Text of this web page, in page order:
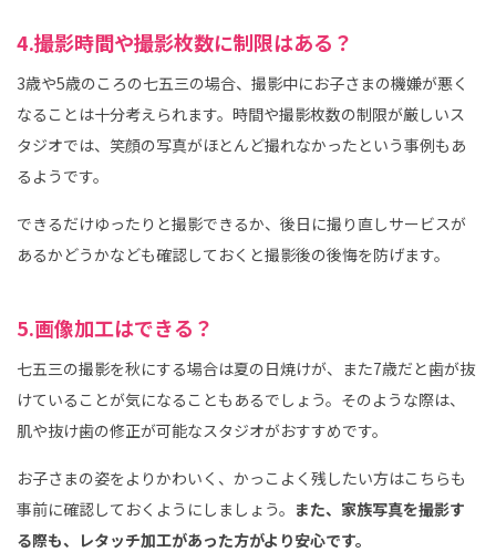
4.撮影時間や撮影枚数に制限はある？
3歳や5歳のころの七五三の場合、撮影中にお子さまの機嫌が悪く
なることは十分考えられます。時間や撮影枚数の制限が厳しいス
タジオでは、笑顔の写真がほとんど撮れなかったという事例もあ
るようです。
できるだけゆったりと撮影できるか、後日に撮り直しサービスが
あるかどうかなども確認しておくと撮影後の後悔を防げます。
5.画像加工はできる？
七五三の撮影を秋にする場合は夏の日焼けが、また7歳だと歯が抜
けていることが気になることもあるでしょう。そのような際は、
肌や抜け歯の修正が可能なスタジオがおすすめです。
お子さまの姿をよりかわいく、かっこよく残したい方はこちらも
事前に確認しておくようにしましょう。 また、家族写真を撮影す
る際も、レタッチ加工があった方がより安心です。